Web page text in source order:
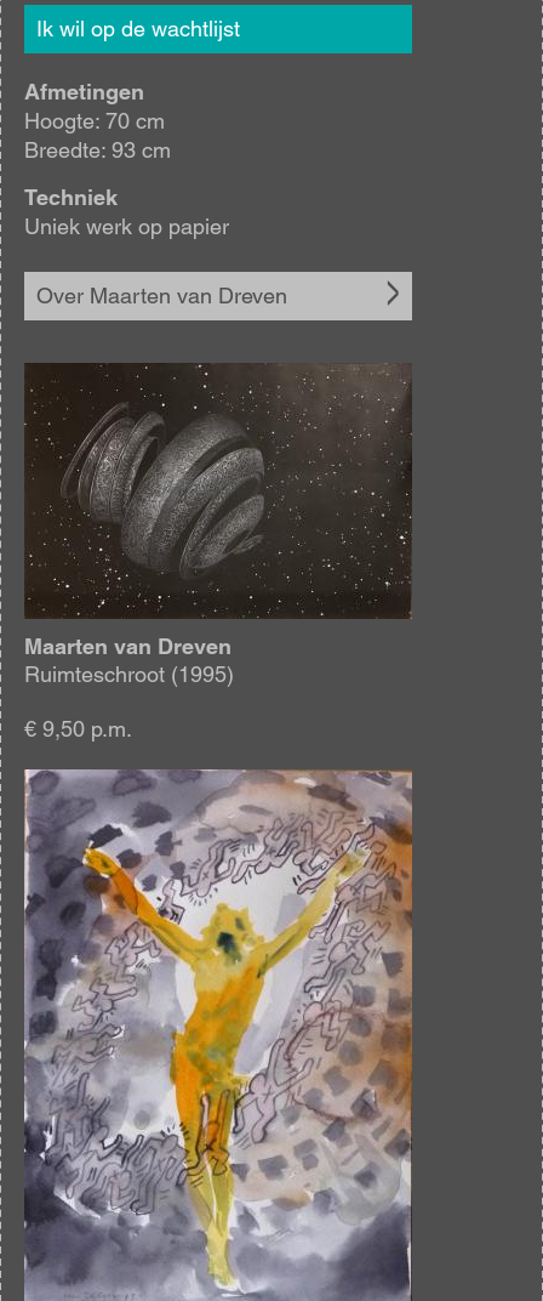
Ik wil op de wachtlijst
Afmetingen
Hoogte: 70 cm
Breedte: 93 cm
Techniek
Uniek werk op papier
Over Maarten van Dreven
Afbeelding
Maarten van Dreven
Ruimteschroot (1995)
€ 9,50 p.m.
Afbeelding